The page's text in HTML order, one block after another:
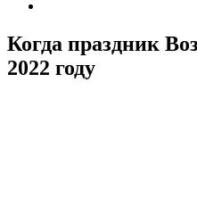
Когда праздник
2022 году